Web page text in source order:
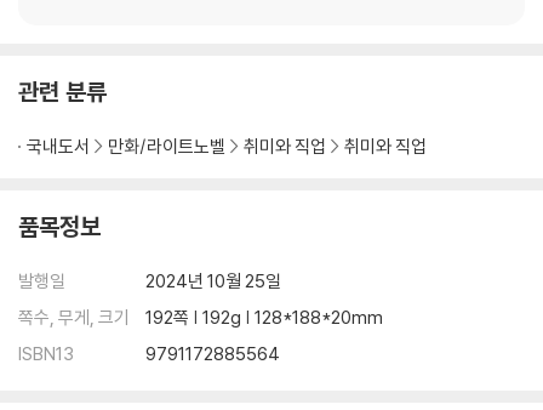
관련 분류
국내도서 만화/라이트노벨 취미와 직업 취미와 직업
품목정보
발행일
2024년 10월 25일
쪽수, 무게, 크기
192쪽 | 192g | 128*188*20mm
ISBN13
9791172885564